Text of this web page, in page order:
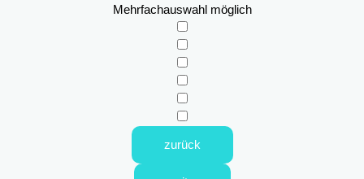
Mehrfachauswahl möglich
zurück